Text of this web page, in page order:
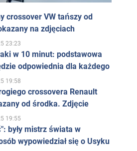
siebie kolegów. Z bezczynności
brali udział w bójkach,
zajmowali się kradzieżą i
Ale nie ma zła bez dobra. To
wolności, która później
aktora. Złodziejskie
nie-nie, ale czasami przejawiają
obecnie otrzymujący bajeczne
uwielbia coś wyrwać "na
crossover VW tańszy od
na zdjęciach
23:23
w 10 minut: podstawowa
odpowiednia dla każdego
19:58
crossovera Renault
od środka. Zdjęcie
19:55
były mistrz świata w
wypowiedział się o Usyku